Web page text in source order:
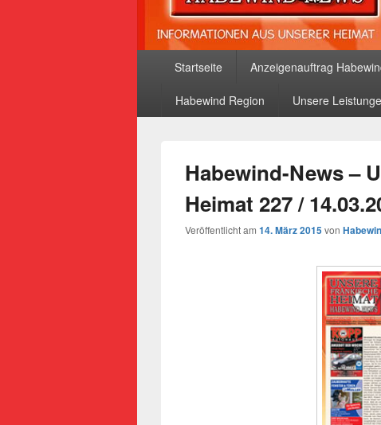
Startseite Anzeigenauftrag
Habewind Region Unsere
Habewind-News –
Heimat 227 /
Veröffentlicht am 14. März 2015von